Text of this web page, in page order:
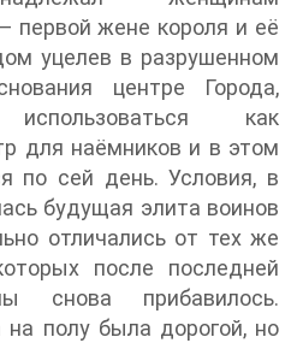
первой жене короля и её
уцелев в разрушенном
центре Города,
как
для наёмников и в этом
по сей день. Условия, в
будущая элита воинов
отличались от тех же
после последней
снова прибавилось.
полу была дорогой, но